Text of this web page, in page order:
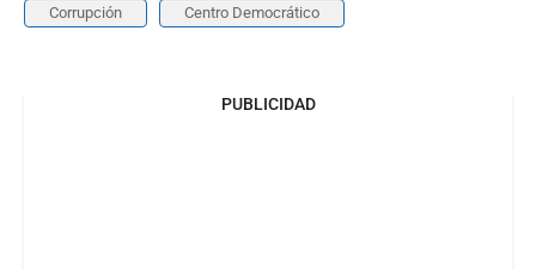
Corrupción Centro Democrático
PUBLICIDAD